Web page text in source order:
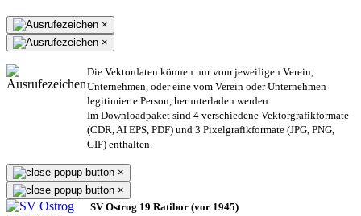
×
×
Die Vektordaten können nur vom jeweiligen Verein,
Unternehmen, oder eine vom Verein oder Unternehmen
legitimierte Person, herunterladen werden.
Im Downloadpaket sind 4 verschiedene Vektorgrafikformate
(CDR, AI EPS, PDF) und 3 Pixelgrafikformate (JPG, PNG,
GIF) enthalten.
×
×
SV Ostrog 19 Ratibor (vor 1945)